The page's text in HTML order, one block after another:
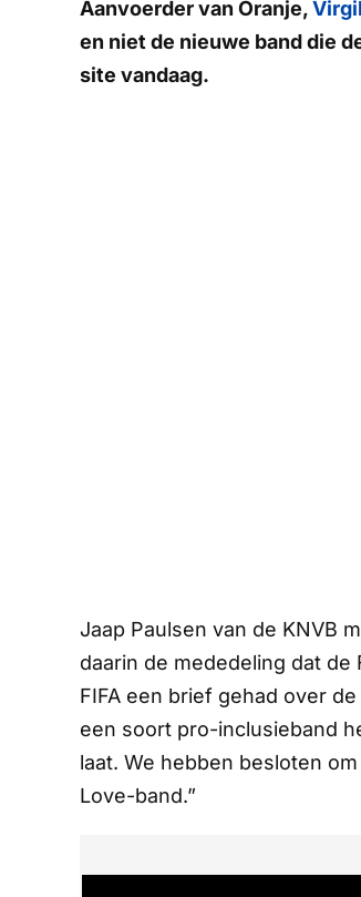
Aanvoerder van Oranje,
en niet de nieuwe band die
site vandaag.
Jaap Paulsen van de KNVB
daarin de mededeling dat
FIFA een brief gehad over
een soort pro-inclusieband
laat. We hebben besloten
Love-band.”